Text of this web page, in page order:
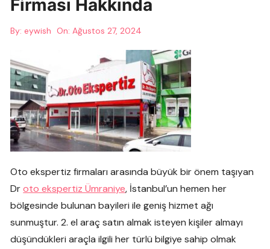
Firması Hakkında
By: eywish On:Ağustos 27, 2024
Oto ekspertiz firmaları arasında büyük bir önem taşıyan
Droto ekspertiz Ümraniye, İstanbul’un hemen her
bölgesinde bulunan bayileri ile geniş hizmet ağı
sunmuştur. 2. el araç satın almak isteyen kişiler almayı
düşündükleri araçla ilgili her türlü bilgiye sahip olmak